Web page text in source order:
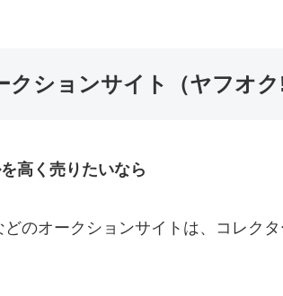
クションサイト（ヤフオク!
高く売りたいなら
どのオークションサイトは、コレク